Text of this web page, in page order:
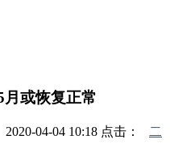
或恢复正常
2020-04-04 10:18 点击： 二